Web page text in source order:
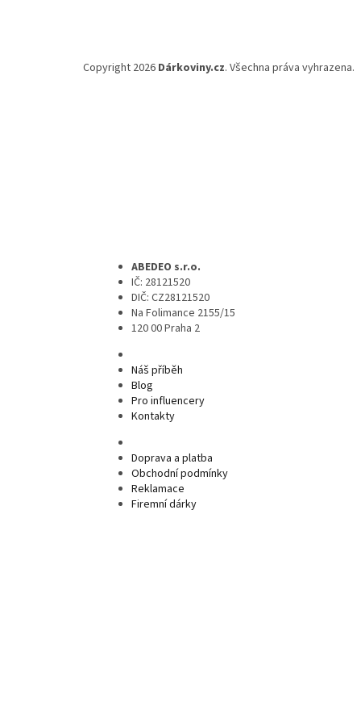
Copyright 2026 Dárkoviny.cz. Všechna práva vyhrazena.
ABEDEO s.r.o.
IČ: 28121520
DIČ: CZ28121520
Na Folimance 2155/15
120 00 Praha 2
Náš příběh
Blog
Pro influencery
Kontakty
Doprava a platba
Obchodní podmínky
Reklamace
Firemní dárky